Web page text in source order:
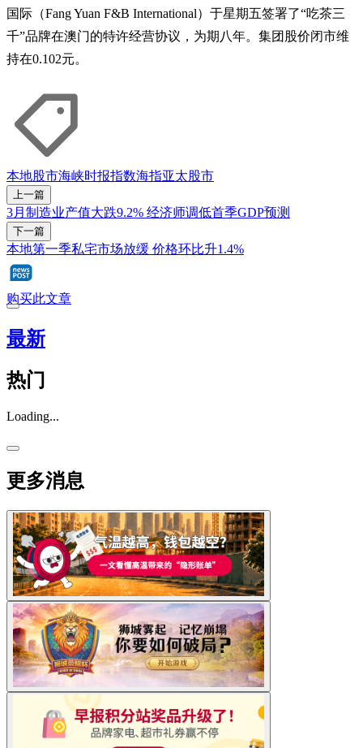
国际（Fang Yuan F&B International）于星期五签署了“吃茶三
千”品牌在澳门的特许经营协议，为期八年。集团股价闭市维
持在0.102元。
本地股市海峡时报指数海指亚太股市
上一篇
3月制造业产值大跌9.2% 经济师调低首季GDP预测
下一篇
本地第一季私宅市场放缓 价格环比升1.4%
购买此文章
最新
热门
Loading...
更多消息